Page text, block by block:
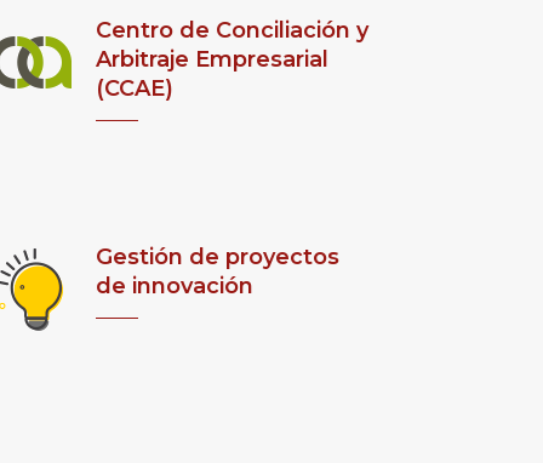
Centro de Conciliación y
Arbitraje Empresarial
(CCAE)
Gestión de proyectos
de innovación